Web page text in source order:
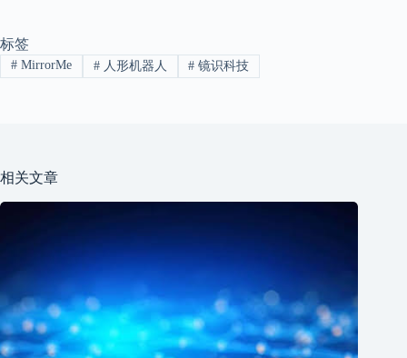
标签
#MirrorMe #人形机器人 # 镜识科技
相关文章